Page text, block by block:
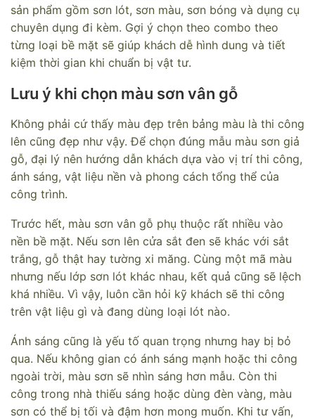
sản phẩm gồm sơn lót, sơn màu, sơn bóng và dụng cụ
chuyên dụng đi kèm. Gợi ý chọn theo combo theo
từng loại bề mặt sẽ giúp khách dễ hình dung và tiết
kiệm thời gian khi chuẩn bị vật tư.
Lưu ý khi chọn màu sơn vân gỗ
Không phải cứ thấy màu đẹp trên bảng màu là thi công
lên cũng đẹp như vậy. Để chọn đúng mẫu màu sơn giả
gỗ, đại lý nên hướng dẫn khách dựa vào vị trí thi công,
ánh sáng, vật liệu nền và phong cách tổng thể của
công trình.
Trước hết, màu sơn vân gỗ phụ thuộc rất nhiều vào
nền bề mặt. Nếu sơn lên cửa sắt đen sẽ khác với sắt
trắng, gỗ thật hay tường xi măng. Cùng một mã màu
nhưng nếu lớp sơn lót khác nhau, kết quả cũng sẽ lệch
khá nhiều. Vì vậy, luôn cần hỏi kỹ khách sẽ thi công
trên vật liệu gì và đang dùng loại lót nào.
Ánh sáng cũng là yếu tố quan trọng nhưng hay bị bỏ
qua. Nếu không gian có ánh sáng mạnh hoặc thi công
ngoài trời, màu sơn sẽ nhìn sáng hơn mẫu. Còn thi
công trong nhà thiếu sáng hoặc dùng đèn vàng, màu
sơn có thể bị tối và đậm hơn mong muốn. Khi tư vấn,